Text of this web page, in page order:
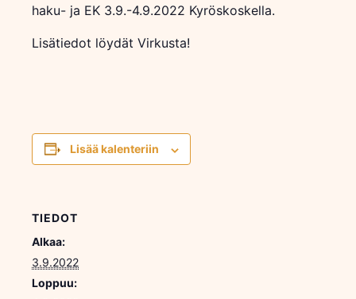
haku- ja EK 3.9.-4.9.2022 Kyröskoskella.
Lisätiedot löydät Virkusta!
Lisää kalenteriin
TIEDOT
Alkaa:
3.9.2022
Loppuu: